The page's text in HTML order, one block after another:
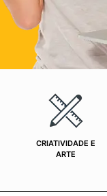
CRIATIVIDADE E
ARTE